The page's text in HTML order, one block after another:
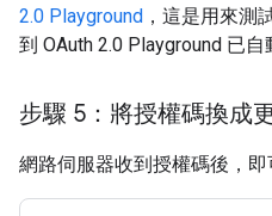
2.0 Playground ，這是用來測
到 OAuth 2.0 Playground 已自
步驟 5：將授權碼換成
網路伺服器收到授權碼後，即